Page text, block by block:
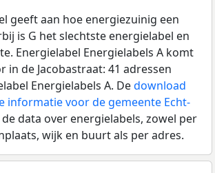
geeft aan hoe energiezuinig een
is G het slechtste energielabel en
Energielabel Energielabels A komt
in de Jacobastraat: 41 adressen
Energielabels A. Dedownload
informatie voor de gemeente Echt-
data over energielabels, zowel per
wijk en buurt als per adres.